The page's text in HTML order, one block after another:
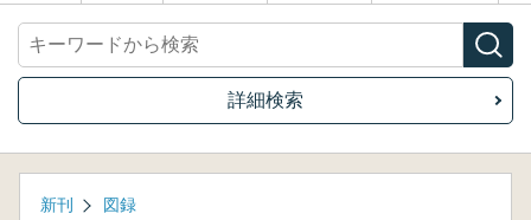
詳細検索
新刊 図録